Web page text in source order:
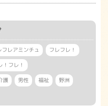
フレアミンチュ
フレフレ！
！フレ！
護 男性 福祉
野洲